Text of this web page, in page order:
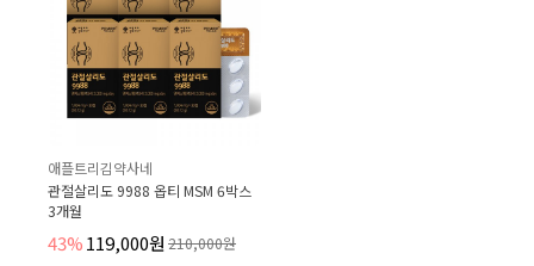
애플트리김약사네
관절살리도 9988 옵티 MSM 6박스
3개월
43%119,000원 210,000원